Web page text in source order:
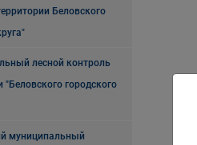
Беловского
лесной контроль
"Беловского городского
муниципальный